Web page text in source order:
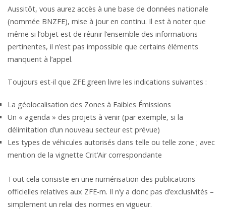
Aussitôt, vous aurez accès à une base de données nationale
(nommée BNZFE), mise à jour en continu. Il est à noter que
même si l’objet est de réunir l’ensemble des informations
pertinentes, il n’est pas impossible que certains éléments
manquent à l’appel.
Toujours est-il que ZFE.green livre les indications suivantes :
La géolocalisation des Zones à Faibles Émissions
Un « agenda » des projets à venir (par exemple, si la
délimitation d’un nouveau secteur est prévue)
Les types de véhicules autorisés dans telle ou telle zone ; avec
mention de la vignette Crit’Air correspondante
Tout cela consiste en une numérisation des publications
officielles relatives aux ZFE-m. Il n’y a donc pas d’exclusivités –
simplement un relai des normes en vigueur.